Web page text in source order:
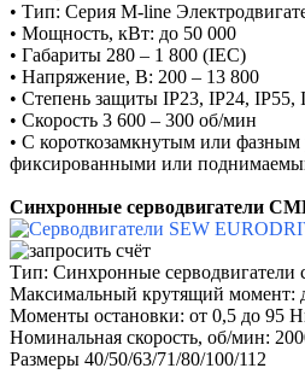
• Тип: Серия M-line
• Мощность, кВт: до 50 000
• Габариты 280 – 1 800 (IEC)
• Напряжение, В: 200 – 13 800
• Степень защиты IP23, IP24, IP55,
• Скорость 3 600 – 300 об/мин
• С короткозамкнутым или фазным
фиксированными или
Синхронные серводвигатели
Тип: Синхронные серводвигатели
Максимальный крутящий момент:
Моменты остановки: от 0,5 до 95
Номинальная скорость, об/мин:
Размеры 40/50/63/71/80/100/112